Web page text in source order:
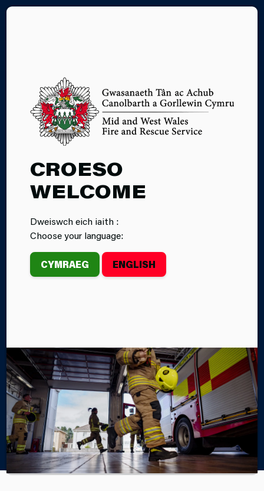
CROESO
WELCOME
Dweiswch eich iaith :
Choose your language:
CYMRAEG ENGLISH
CYNALADWYEDD
A’R
AMGYLCHEDD
Mae Gwasanaeth Tân ac Achub Canolbarth a
Home
Amdanom Ni
​​​​Cynaladwyedd a’r Amgylchedd